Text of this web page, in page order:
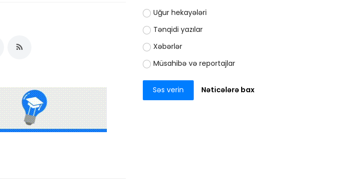
Uğur hekayələri
Tənqidi yazılar
Xəbərlər
Müsahibə və reportajlar
Səs verin Nəticələrə bax